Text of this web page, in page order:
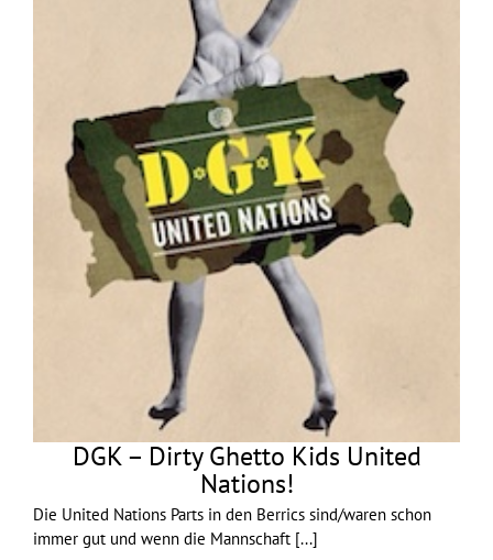
DGK – Dirty Ghetto Kids United
Nations!
Die United Nations Parts in den Berrics sind/waren schon
immer gut und wenn die Mannschaft [...]